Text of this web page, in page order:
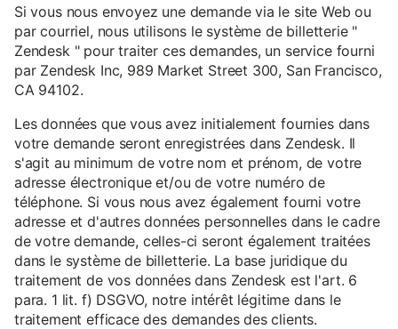
Si vous nous envoyez une demande via le site Web ou
par courriel, nous utilisons le système de billetterie "
Zendesk " pour traiter ces demandes, un service fourni
par Zendesk Inc, 989 Market Street 300, San Francisco,
CA 94102.
Les données que vous avez initialement fournies dans
votre demande seront enregistrées dans Zendesk. Il
s'agit au minimum de votre nom et prénom, de votre
adresse électronique et/ou de votre numéro de
téléphone. Si vous nous avez également fourni votre
adresse et d'autres données personnelles dans le cadre
de votre demande, celles-ci seront également traitées
dans le système de billetterie. La base juridique du
traitement de vos données dans Zendesk est l'art. 6
para. 1 lit. f) DSGVO, notre intérêt légitime dans le
traitement efficace des demandes des clients.